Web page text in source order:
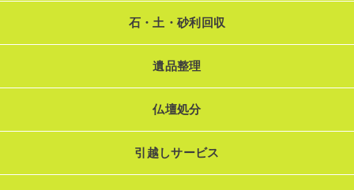
石・土・砂利回収
遺品整理
仏壇処分
引越しサービス